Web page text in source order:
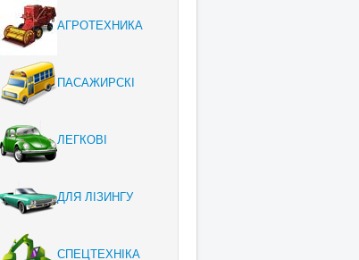
АГРОТЕХНИКА
ПАСАЖИРСКІ
ЛЕГКОВІ
ДЛЯ ЛІЗИНГУ
СПЕЦТЕХНІКА